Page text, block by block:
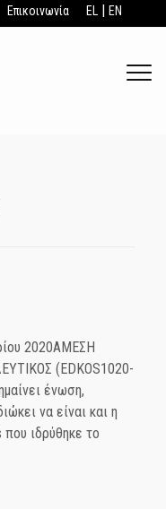
Επικοινωνία EL| EN
.
2020ΑΜΕΣΗ
(EDKOS1020-
ένωση,
να είναι και η
ιδρύθηκε το